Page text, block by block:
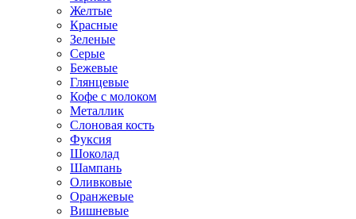
Желтые
Красные
Зеленые
Серые
Бежевые
Глянцевые
Кофе с молоком
Металлик
Слоновая кость
Фуксия
Шоколад
Шампань
Оливковые
Оранжевые
Вишневые